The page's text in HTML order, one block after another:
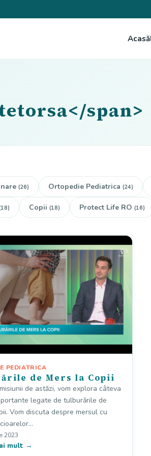
Acasă
span>
(26) Ortopedie Pediatrica (24)
Copii (18) Protect Life RO (16)
PEDIATRICA
de Mers la Copii
de astăzi, vom explora câteva
legate de tulburările de
Vom discuta despre mersul cu
2023
mult →